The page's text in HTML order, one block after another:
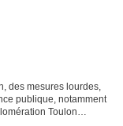
des mesures lourdes,
publique, notamment
Toulon